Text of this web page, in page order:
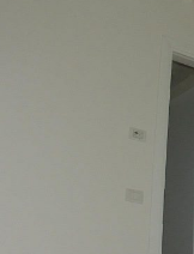
Casa